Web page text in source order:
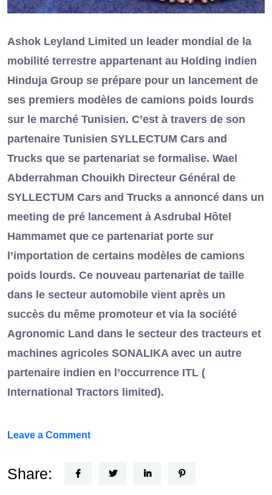
Ashok Leyland Limited un leader mondial de la
mobilité terrestre appartenant au Holding indien
Hinduja Group se prépare pour un lancement de
ses premiers modèles de camions poids lourds
sur le marché Tunisien. C’est à travers de son
partenaire Tunisien SYLLECTUM Cars and
Trucks que se partenariat se formalise. Wael
Abderrahman Chouikh Directeur Général de
SYLLECTUM Cars and Trucks a annoncé dans un
meeting de pré lancement à Asdrubal Hôtel
Hammamet que ce partenariat porte sur
l’importation de certains modèles de camions
poids lourds. Ce nouveau partenariat de taille
dans le secteur automobile vient après un
succès du même promoteur et via la société
Agronomic Land dans le secteur des tracteurs et
machines agricoles SONALIKA avec un autre
partenaire indien en l’occurrence ITL (
International Tractors limited).
Leave a Commenton
Nouvel
Share: